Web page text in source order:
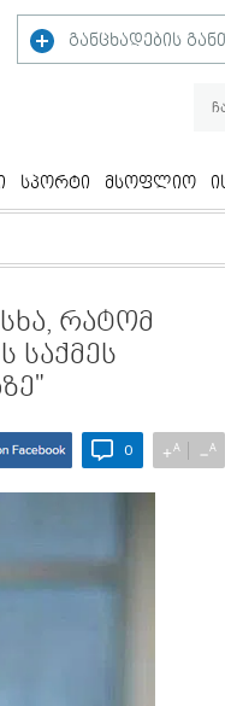
განცხადების
სპორტი მსოფლიო
რატომ
საქმეს
0 +A −A